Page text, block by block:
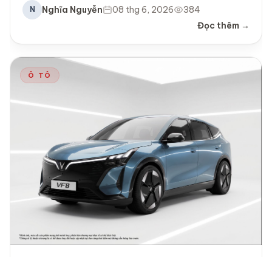
N Nghĩa Nguyễn 08 thg 6, 2026
384
Đọc thêm →
Ô TÔ